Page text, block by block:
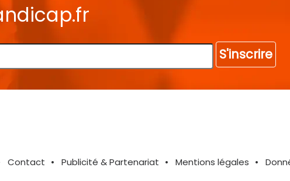
S'inscrire
Contact Publicité & Partenariat Mentions légales